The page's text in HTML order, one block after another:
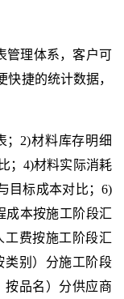
管理体系，客户可
捷的统计数据，
；2)材料库存明细
；4)材料实际消耗
目标成本对比；6)
成本按施工阶段汇
工费按施工阶段汇
类别）分施工阶段
按品名）分供应商